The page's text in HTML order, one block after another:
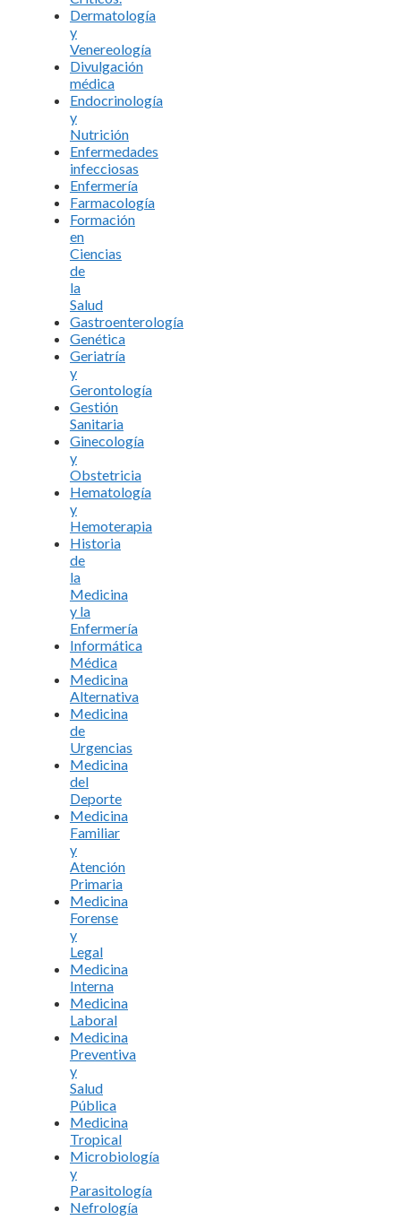
Dermatología
y
Venereología
Divulgación
médica
Endocrinología
y
Nutrición
Enfermedades
infecciosas
Enfermería
Farmacología
Formación
en
Ciencias
de
la
Salud
Gastroenterología
Genética
Geriatría
y
Gerontología
Gestión
Sanitaria
Ginecología
y
Obstetricia
Hematología
y
Hemoterapia
Historia
de
la
Medicina
y la
Enfermería
Informática
Médica
Medicina
Alternativa
Medicina
de
Urgencias
Medicina
del
Deporte
Medicina
Familiar
y
Atención
Primaria
Medicina
Forense
y
Legal
Medicina
Interna
Medicina
Laboral
Medicina
Preventiva
y
Salud
Pública
Medicina
Tropical
Microbiología
y
Parasitología
Nefrología